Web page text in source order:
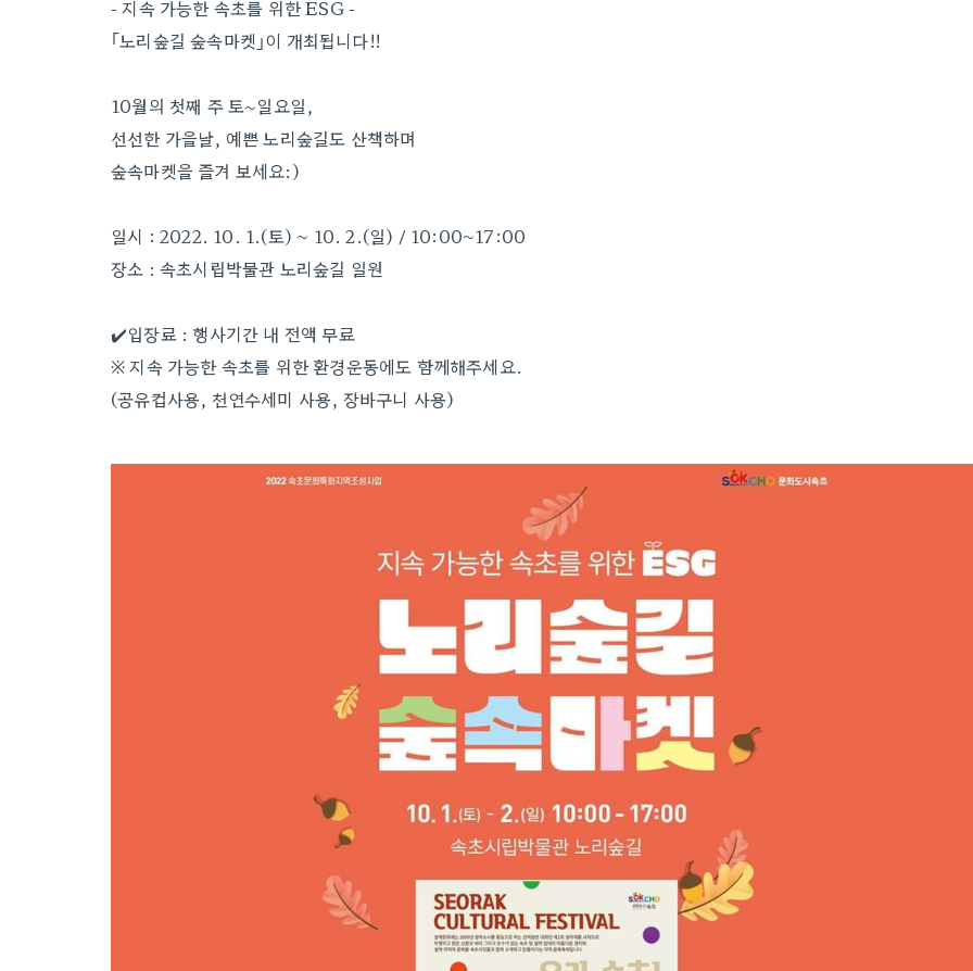
- 지속 가능한 속초를 위한 ESG -
｢노리숲길 숲속마켓｣이 개최됩니다!!
10월의 첫째 주 토~일요일,
선선한 가을날, 예쁜 노리숲길도 산책하며
숲속마켓을 즐겨 보세요:)
일시 : 2022. 10. 1.(토) ~ 10. 2.(일) / 10:00~17:00
장소 : 속초시립박물관 노리숲길 일원
✔️입장료 : 행사기간 내 전액 무료
※ 지속 가능한 속초를 위한 환경운동에도 함께해주세요.
(공유컵사용, 천연수세미 사용, 장바구니 사용)